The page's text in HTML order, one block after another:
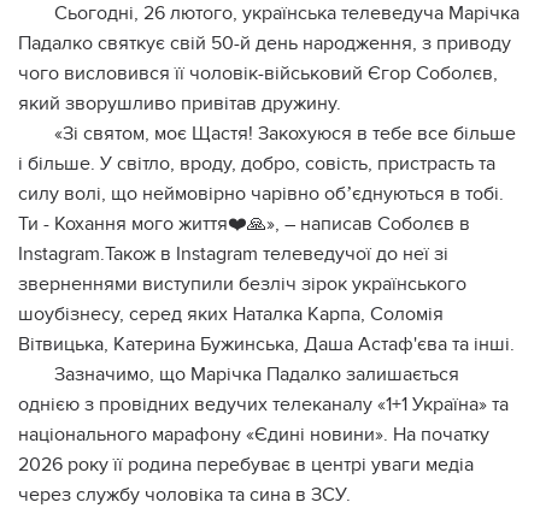
Сьогодні, 26 лютого, українська телеведуча Марічка
Падалко святкує свій 50-й день народження, з приводу
чого висловився її чоловік-військовий Єгор Соболєв,
який зворушливо привітав дружину.
«Зі святом, моє Щастя! Закохуюся в тебе все більше
і більше. У світло, вроду, добро, совість, пристрасть та
силу волі, що неймовірно чарівно обʼєднуються в тобі.
Ти - Кохання мого життя❤️🙏», – написав Соболєв в
Instagram.Також в Instagram телеведучої до неї зі
зверненнями виступили безліч зірок українського
шоубізнесу, серед яких Наталка Карпа, Соломія
Вітвицька, Катерина Бужинська, Даша Астаф'єва та інші.
Зазначимо, що Марічка Падалко залишається
однією з провідних ведучих телеканалу «1+1 Україна» та
національного марафону «Єдині новини». На початку
2026 року її родина перебуває в центрі уваги медіа
через службу чоловіка та сина в ЗСУ.